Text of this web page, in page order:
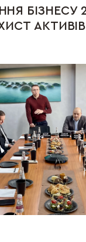
БІЗНЕСУ
АКТИВІВ